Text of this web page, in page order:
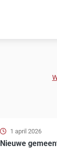
Nieuwe
1 april 2026